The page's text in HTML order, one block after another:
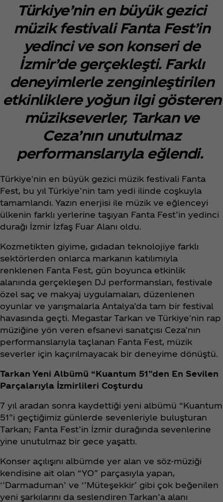
Türkiye’nin en büyük gezici
müzik festivali Fanta Fest’in
yedinci ve son konseri de
İzmir’de gerçekleşti. Farklı
deneyimlerle zenginleştirilen
etkinliklere yoğun ilgi gösteren
müzikseverler, Tarkan ve
Ceza’nın unutulmaz
performanslarıyla eğlendi.
Türkiye'nin en büyük gezici müzik festivali Fanta
Fest, bu yıl Türkiye’nin tam yedi ilinde coşkuyla
tamamlandı. Yazın enerjisi ile müzik ve eğlenceyi
ülkenin farklı yerlerine taşıyan Fanta Fest’in yedinci
durağı İzmir İzfaş Fuar Alanı oldu.
Kozmetikten giyime, gıdadan teknolojiye farklı
sektörlerden onlarca markanın katılımıyla
renklenen Fanta Fest, gün boyunca etkinlik
alanında gerçekleşen DJ performansları, festivale
özel saç ve makyaj uygulamaları, düzenlenen
oyunlar ve yarışmalarla Antalya’da tam bir festival
havasında geçti. Megastar Tarkan ve Türkiye'nin rap
müziğine yön veren efsanevi sanatçısı Ceza’nın
performanslarıyla taçlanan Fanta Fest, müzik
severler için kaçırılmayacak bir deneyime dönüştü.
Tarkan Yeni Albümü “Kuantum 51”den En Sevilen
Parçalarıyla İzmirlileri Coşturdu
7 yıl aradan sonra kaydettiği yeni albümü “Kuantum
51”i geçtiğimiz günlerde sevenleriyle buluşturan
Tarkan; Fanta Fest’in İzmir durağında sevenlerine
yine unutulmaz bir gece yaşattı.
Konser açılışını albümde yer alan ve söz-müziği
kendisine ait olan “YO” parçasıyla yapan,
‘’Darmaduman’ ve ‘’Müteşekkir’ gibi çok beğenilen
yeni şarkılarını da seslendiren Tarkan’a alanı